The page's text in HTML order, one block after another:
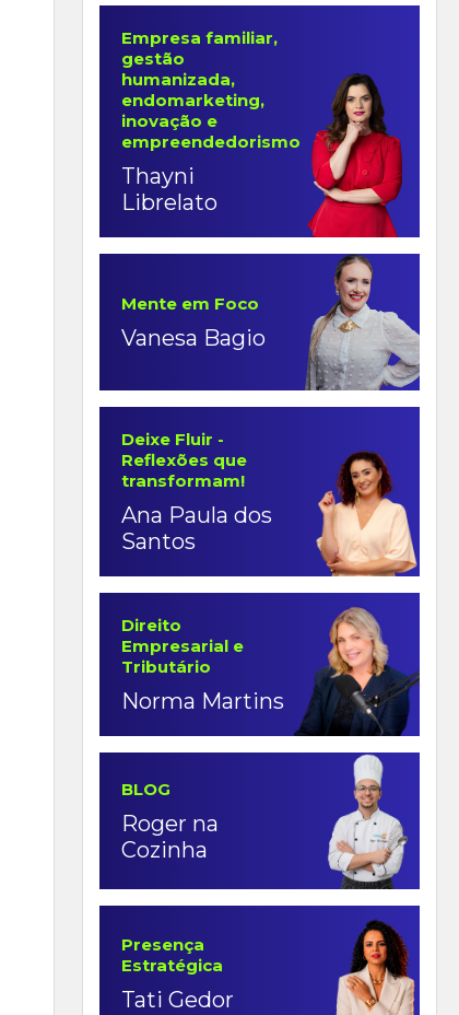
Empresa familiar,
gestão
humanizada,
endomarketing,
inovação e
empreendedorismo
Thayni
Librelato
Mente em Foco
Vanesa Bagio
Deixe Fluir -
Reflexões que
transformam!
Ana Paula dos
Santos
Direito
Empresarial e
Tributário
Norma Martins
BLOG
Roger na
Cozinha
Presença
Estratégica
Tati Gedor